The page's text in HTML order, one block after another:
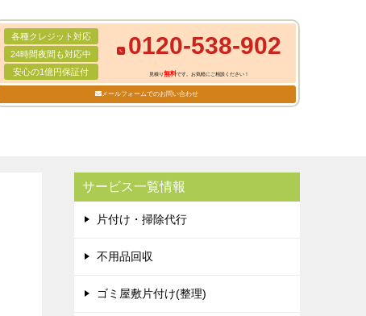
各種クレジット対応
24時間夜間も対応中
安心の1億円保証付
0120-538-902
見積り無料です。お気軽にご相談ください！
メールフォームでのお問い合わせ
サービス一覧情報
片付け・掃除代行
不用品回収
ゴミ屋敷片付け(整理)